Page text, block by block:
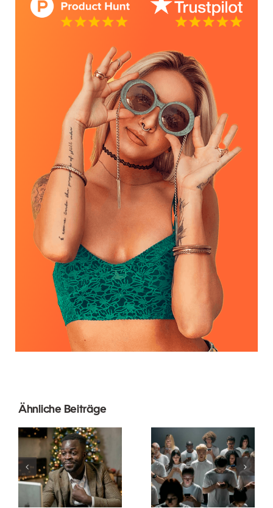
Ähnliche Beiträge
Wie man
Follower auf
LinkedIn
ausblendet,
um die
Tipps zur
Gestaltung
beeindruckender
Facebook-
Anzeigen,